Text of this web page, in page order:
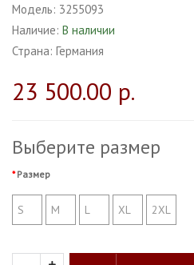
Модель: 3255093
Наличие: В наличии
Страна: Германия
23 500.00 р.
Выберите размер
Размер
S M L XL 2XL